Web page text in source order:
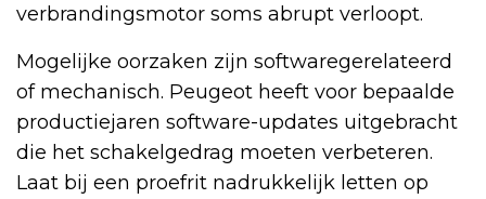
verbrandingsmotor soms abrupt verloopt.
Mogelijke oorzaken zijn softwaregerelateerd
of mechanisch. Peugeot heeft voor bepaalde
productiejaren software-updates uitgebracht
die het schakelgedrag moeten verbeteren.
Laat bij een proefrit nadrukkelijk letten op